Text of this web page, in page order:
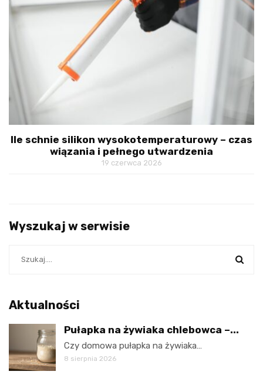
Ile schnie silikon wysokotemperaturowy – czas
wiązania i pełnego utwardzenia
19 czerwca 2026
Wyszukaj w serwisie
Aktualności
Pułapka na żywiaka chlebowca –...
Czy domowa pułapka na żywiaka…
8 sierpnia 2026